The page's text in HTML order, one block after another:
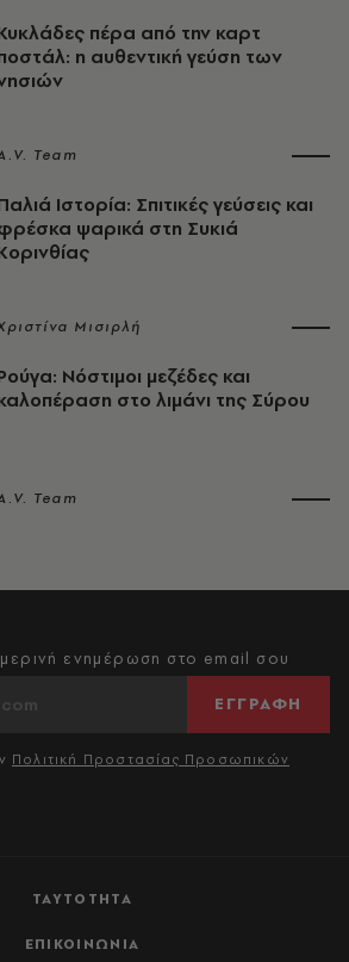
πέρα από την καρτ
η αυθεντική γεύση των
Team
Ιστορία: Σπιτικές γεύσεις και
ψαρικά στη Συκιά
Μισιρλή
Νόστιμοι μεζέδες και
στο λιμάνι της Σύρου
Team
ΤΑΥΤΟΤΗΤΑ
ΕΠΙΚΟΙΝΩΝΙΑ
ενημέρωση στο email σου
ΕΓΓΡΑΦΗ
Πολιτική Προστασίας Προσωπικών